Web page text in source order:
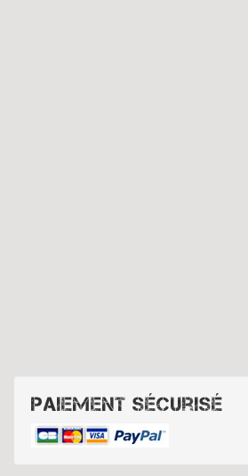
Paiement sécurisé